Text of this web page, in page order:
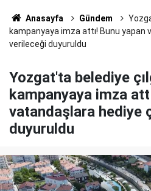
Anasayfa Gündem
kampanyaya imza attı! Bunu yapan
verileceği duyuruldu
Yozgat'ta belediye
kampanyaya imza
vatandaşlara hediye
duyuruldu